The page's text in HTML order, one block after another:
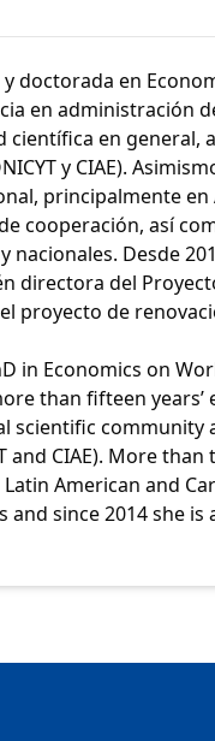
doctorada en
en administración
científica en general,
y CIAE).
principalmente
cooperación, así
Desde
directora del
proyecto de
in Economics on
than fifteen
scientific
and CIAE). More
American and
and since 2014 she